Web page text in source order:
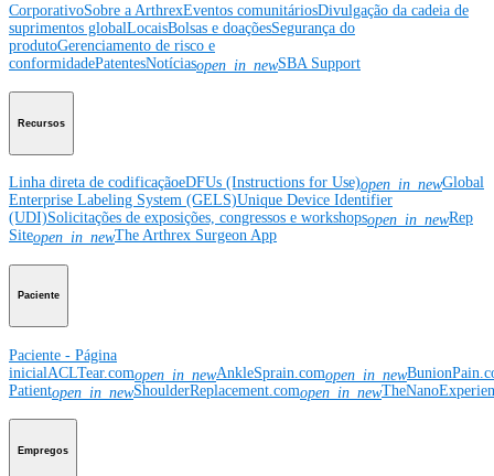
CorporativoSobre a ArthrexEventos comunitáriosDivulgação da cadeia de
suprimentos globalLocaisBolsas e doaçõesSegurança do
produtoGerenciamento de risco e
conformidadePatentesNotíciasopen_in_newSBA Support
Recursos
Linha direta de codificaçãoeDFUs (Instructions for Use)open_in_newGlobal
Enterprise Labeling System (GELS)Unique Device Identifier
(UDI)Solicitações de exposições, congressos e workshopsopen_in_newRep
Siteopen_in_newThe Arthrex Surgeon App
Paciente
Paciente - Página
inicialACLTear.comopen_in_newAnkleSprain.comopen_in_new
Patientopen_in_newShoulderReplacement.comopen_in_new
Empregos